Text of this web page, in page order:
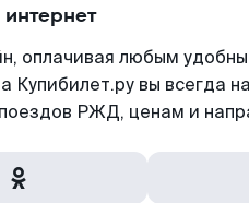
оплачивая любым
Купибилет.ру вы всегда
РЖД, ценам и